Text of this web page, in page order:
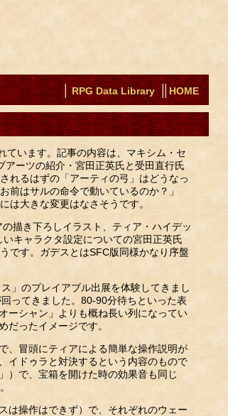
HOME
RPG Data Library
います。記事の内容は、マキシム・セ
ーツの紹介・宮田正英氏と受田直行氏
れるはずの「アーティの弓」はどうなっ
前はサルの命令で動いているのか？」
は大きな変更はなさそうです。
描き下ろしイラスト、ティア・ハイデッ
キャラクタ設定についての宮田正英氏
です。ガデスとはSFC版同様かなり序盤
」のプレイアブル出展を体験してきまし
ってきました。80-90分待ちといった表
ーシャン」よりも概ね長い列になってい
だったイメージです。
、冒頭にティアによる簡単な操作説明が
イドゥラと対決するという内容のもので
）で、宝箱を開けた時の効果音も同じ
は操作はできず）で、それぞれのウェー